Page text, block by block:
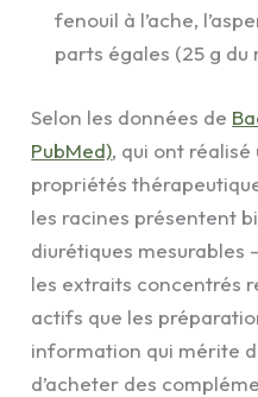
fenouil à l’ache,
parts égales (25 g du
Selon les données de
PubMed), qui ont
propriétés
les racines présentent
diurétiques mesurables
les extraits concentrés
actifs que les
information qui mérite
d’acheter des